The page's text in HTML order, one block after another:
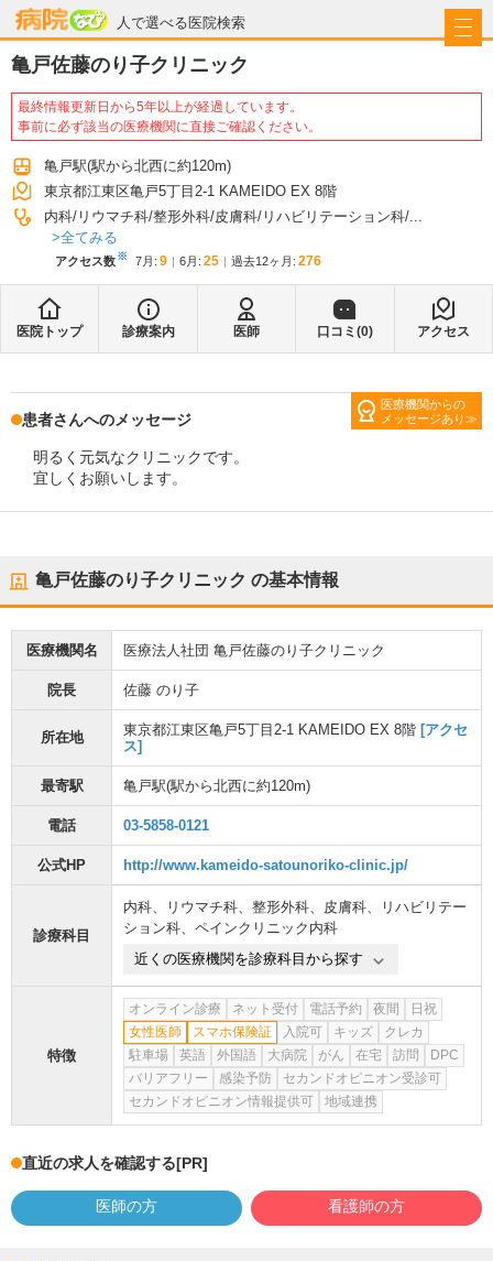
人で選べる医院検索
病院なび
亀戸佐藤のり子クリニック
最終情報更新日から5年以上が経過しています。
事前に必ず該当の医療機関に直接ご確認ください。
亀戸駅(駅から北西に約120m)
東京都江東区亀戸5丁目2-1 KAMEIDO EX 8階
内科 リウマチ科 整形外科 皮膚科 リハビリテーション科 ...
全てみる
アクセス数※ 7月 : 9 6月 : 25 過去12ヶ月: 276
医院トップ 診療案内 医師 口コミ(0) アクセス
医療機関からの
メッセージあり
患者さんへのメッセージ
明るく元気なクリニックです。
宜しくお願いします。
亀戸佐藤のり子クリニック の基本情報
医療機関名 医療法人社団 亀戸佐藤のり子クリニック
院長 佐藤 のり子
所在地 東京都江東区亀戸5丁目2-1 KAMEIDO EX 8階 [アクセ
ス]
最寄駅 亀戸駅(駅から北西に約120m)
電話 03-5858-0121
公式HP http://www.kameido-satounoriko-clinic.jp/
診療科目
内科、 リウマチ科、 整形外科、 皮膚科、
リハビリテー
ション科、 ペインクリニック内科
近くの医療機関を診療科目から探す
特徴
オンライン診療 ネット受付 電話予約 夜間
日祝
女性医師
スマホ保険証 入院可 キッズ
クレカ
駐車場
英語 外国語 大病院 がん 在宅 訪問
DPC
バリアフリー
感染予防
セカンドオピニオン受診可
セカンドオピニオン情報提供可
地域連携
直近の求人を確認する[PR]
医師の方 看護師の方